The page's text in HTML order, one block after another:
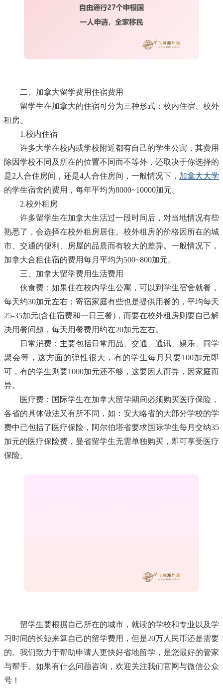
二、加拿大留学费用住宿费用
留学生在加拿大的住宿可分为三种形式：校内住宿、校外
租房。
1.校内住宿
许多大学在校内或学校附近都有自己的学生公寓，其费用
除因学校不同及所在的位置不同而不等外，还取决于你选择的
是2人合住房间，还是4人合住房间，一般情况下， 加拿大大学
的学生宿舍的费用，每年平均为8000~10000加元。
2.校外租房
许多留学生在加拿大生活过一段时间后，对当地情况有些
熟悉了，会选择在校外租房居住。校外租房的价格因所在的城
市、交通的便利、房屋的品质而有较大的差异。一般情况下，
加拿大合租住宿的费用每月平均为500~800加元。
三、加拿大留学费用生活费用
伙食费：如果住在校内学生公寓，可以到学生宿舍就餐，
每天约30加元左右；寄宿家庭有些也是提供用餐的，平均每天
25-35加元(含住宿费和一日三餐)，而要在校外租房则要自己解
决用餐问题，每天用餐费用约在20加元左右。
日常消费：主要包括日常用品、交通、通讯、娱乐、同学
聚会等，这方面的弹性很大，有的学生每月只要100加元即
可，有的学生则要1000加元还不够，这要因人而异，因家庭而
异。
医疗费：国际学生在加拿大留学期间必须购买医疗保险，
各省的具体做法又有所不同，如：安大略省的大部分学校的学
费中已包括了医疗保险，阿尔伯塔省要求国际学生每月交纳35
加元的医疗保险费，曼省留学生无需单独购买，即可享受医疗
保险。
留学生要根据自己所在的城市，就读的学校和专业以及学
习时间的长短来算自己的留学费用，但是20万人民币还是需要
的。我们致力于帮助申请人更快好省地留学，是您最好的管家
与帮手。如果有什么问题咨询，欢迎关注我们官网与微信公众
号！